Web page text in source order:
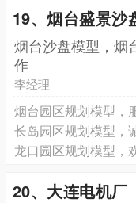
19、烟台盛景沙
烟台沙盘模型，烟
作
李经理
烟台园区规划模型，
长岛园区规划模型，
龙口园区规划模型，
20、大连电机厂